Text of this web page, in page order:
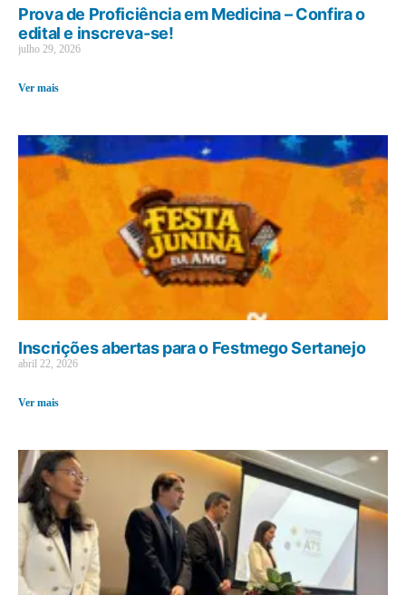
Prova de Proficiência em Medicina – Confira o
edital e inscreva-se!
julho 29, 2026
Ver mais
Inscrições abertas para o Festmego Sertanejo
abril 22, 2026
Ver mais